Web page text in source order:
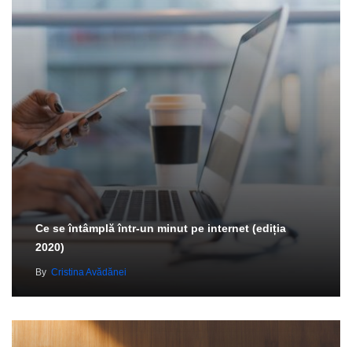
Ce se întâmplă într-un minut pe internet (ediția
2020)
By Cristina Avădănei